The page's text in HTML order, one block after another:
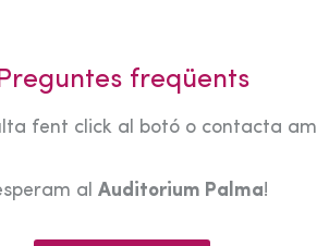
freqüents
fent click al botó o contacta
al Auditorium Palma!